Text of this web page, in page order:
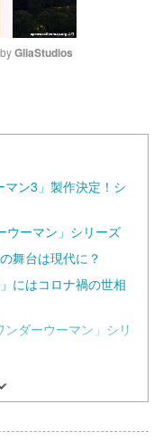
GliaStudios
ン3」製作決定！シ
ウーマン」シリーズ
舞台は現代に？
にはコロナ禍の世相
ダーウーマン」シリ